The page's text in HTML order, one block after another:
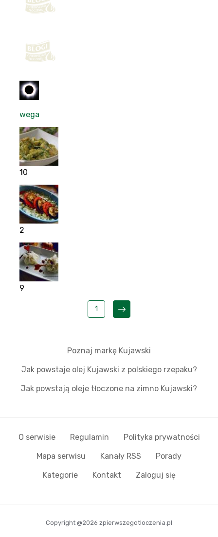
wega
10
2
9
1
Poznaj markę Kujawski
Jak powstaje olej Kujawski z polskiego rzepaku?
Jak powstają oleje tłoczone na zimno Kujawski?
O serwisie Regulamin Polityka prywatności
Mapa serwisu Kanały RSS Porady
Kategorie Kontakt Zaloguj się
Copyright @2026 zpierwszegotloczenia.pl